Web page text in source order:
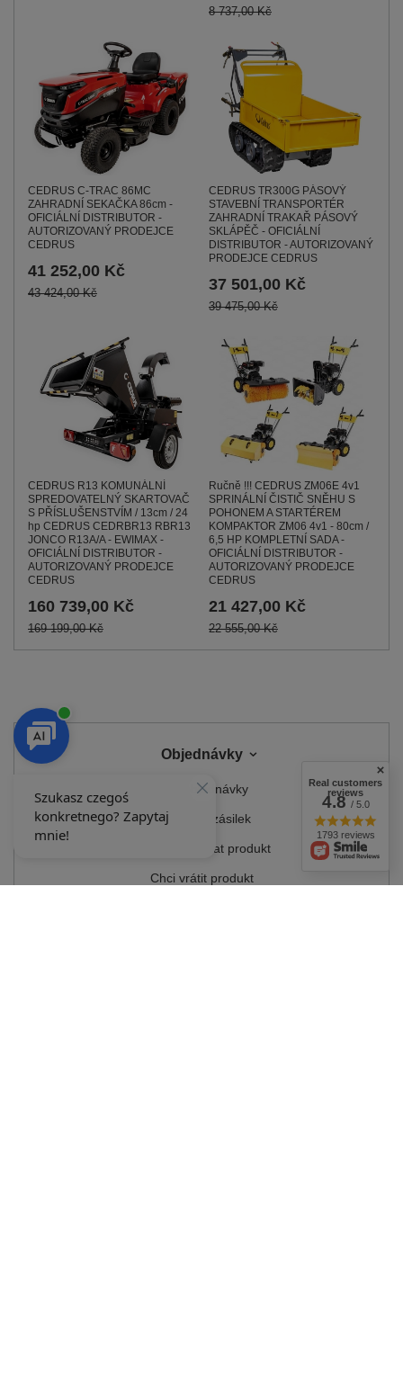
8 737,00 Kč
CEDRUS C-TRAC 86MC
ZAHRADNÍ SEKAČKA 86cm -
OFICIÁLNÍ DISTRIBUTOR -
AUTORIZOVANÝ PRODEJCE
CEDRUS
41 252,00 Kč
43 424,00 Kč
CEDRUS TR300G PÁSOVÝ
STAVEBNÍ TRANSPORTÉR
ZAHRADNÍ TRAKAŘ PÁSOVÝ
SKLÁPĚČ - OFICIÁLNÍ
DISTRIBUTOR - AUTORIZOVANÝ
PRODEJCE CEDRUS
37 501,00 Kč
39 475,00 Kč
CEDRUS R13 KOMUNÁLNÍ
SPREDOVATELNÝ SKARTOVAČ
S PŘÍSLUŠENSTVÍM / 13cm / 24
hp CEDRUS CEDRBR13 RBR13
JONCO R13A/A - EWIMAX -
OFICIÁLNÍ DISTRIBUTOR -
AUTORIZOVANÝ PRODEJCE
CEDRUS
160 739,00 Kč
169 199,00 Kč
Ručně !!! CEDRUS ZM06E 4v1
SPRINÁLNÍ ČISTIČ SNĚHU S
POHONEM A STARTÉREM
KOMPAKTOR ZM06 4v1 - 80cm /
6,5 HP KOMPLETNÍ SADA -
OFICIÁLNÍ DISTRIBUTOR -
AUTORIZOVANÝ PRODEJCE
CEDRUS
21 427,00 Kč
22 555,00 Kč
Objednávky
Stav objednávky
Sledování zásilek
Chci reklamovat produkt
Chci vrátit produkt
Real customers
reviews
4.8/ 5.0
1793 reviews